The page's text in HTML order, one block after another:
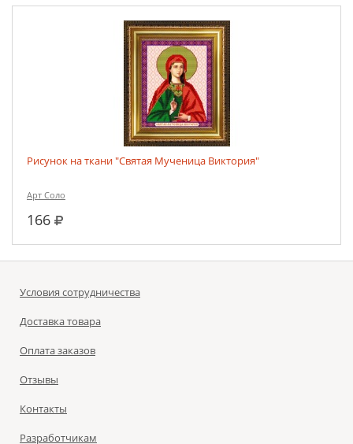
Рисунок на ткани "Святая Мученица Виктория"
Арт Соло
166 руб.
Условия сотрудничества
Доставка товара
Оплата заказов
Отзывы
Контакты
Разработчикам